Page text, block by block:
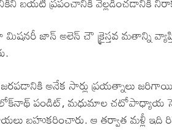
జాన్ అలెన్ చౌ క్రైస్తవ మతాన్ని
జరపడానికి అనేక సార్లు ప్రయత్నాలు
పండిట్, మధుమాల చటోపాధ్యాయ
బహుకరించారు. ఆ తర్వాత మళ్లీ ఇది